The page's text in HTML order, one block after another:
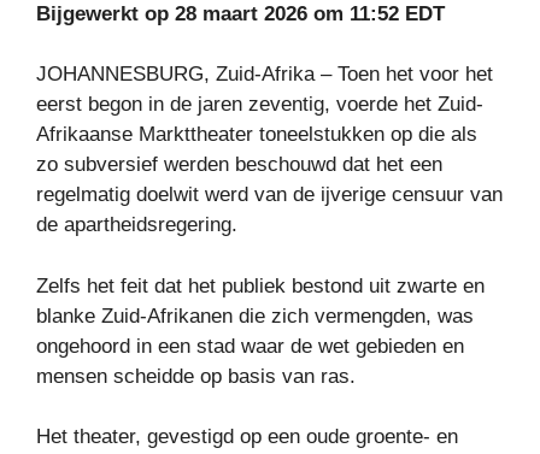
Bijgewerkt op 28 maart 2026 om 11:52 EDT
JOHANNESBURG, Zuid-Afrika – Toen het voor het
eerst begon in de jaren zeventig, voerde het Zuid-
Afrikaanse Markttheater toneelstukken op die als
zo subversief werden beschouwd dat het een
regelmatig doelwit werd van de ijverige censuur van
de apartheidsregering.
Zelfs het feit dat het publiek bestond uit zwarte en
blanke Zuid-Afrikanen die zich vermengden, was
ongehoord in een stad waar de wet gebieden en
mensen scheidde op basis van ras.
Het theater, gevestigd op een oude groente- en